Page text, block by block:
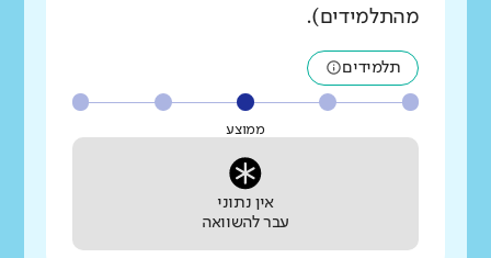
מהתלמידים).
תלמידים
ממוצע
אין נתוני
עבר להשוואה